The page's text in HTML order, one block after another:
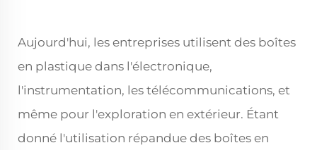
Aujourd'hui, les entreprises utilisent des boîtes
en plastique dans l'électronique,
l'instrumentation, les télécommunications, et
même pour l'exploration en extérieur. Étant
donné l'utilisation répandue des boîtes en